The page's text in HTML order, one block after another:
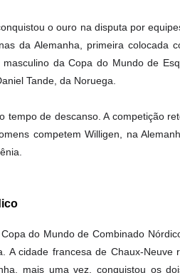
o ouro na disputa por
da Alemanha, primeira colocada
da Copa do Mundo de
Tande, da Noruega.
tempo de descanso. A competição
competem Willigen, na
do Mundo de Combinado
A cidade francesa de Chaux-
mais uma vez, conquistou os